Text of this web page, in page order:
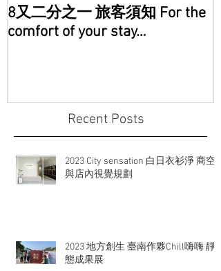
8又二分之一 旅客須知 For the
comfort of your stay…
Recent Posts
2023 City sensation 白日衣衫淨 商空
與店內視覺規劃
2023 地方創生 臺南作夥Chill嗨嗨 靜
態成果展